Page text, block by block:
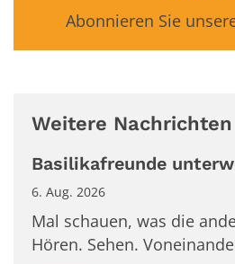
Abonnieren Sie
Weitere Nachrichten
Basilikafreunde
6. Aug. 2026
Mal schauen, was die
Hören. Sehen.